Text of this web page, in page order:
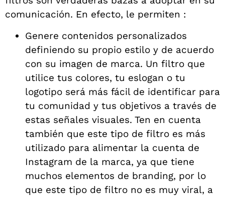
comunicación. En efecto, le permiten :
Genere contenidos personalizados
definiendo su propio estilo y de acuerdo
con su imagen de marca. Un filtro que
utilice tus colores, tu eslogan o tu
logotipo será más fácil de identificar para
tu comunidad y tus objetivos a través de
estas señales visuales. Ten en cuenta
también que este tipo de filtro es más
utilizado para alimentar la cuenta de
Instagram de la marca, ya que tiene
muchos elementos de branding, por lo
que este tipo de filtro no es muy viral, a